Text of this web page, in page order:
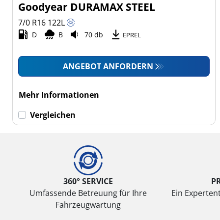
Goodyear DURAMAX STEEL
7/0 R16 122L
D B 70 db EPREL
ANGEBOT ANFORDERN
Mehr Informationen
Vergleichen
360° SERVICE
Umfassende Betreuung für Ihre
Fahrzeugwartung
Ein